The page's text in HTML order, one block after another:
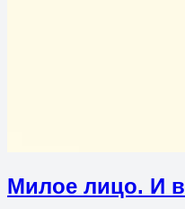
Милое лицо. И